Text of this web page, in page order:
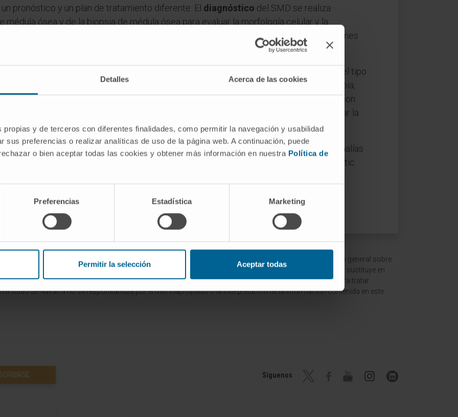
Detalles Acerca de las cookies
propias y de terceros con diferentes finalidades, como permitir la navegación y usabilidad
sus preferencias o realizar analíticas de uso de la página web. A continuación, puede
o bien aceptar todas las cookies y obtener más información en nuestra Política de
Preferencias Estadística Marketing
Permitir la selección Aceptar todas
pronóstico y un plan de tratamiento diferente. El diagnóstico del SMD se realiza
médula ósea y de la biopsia de médula ósea para evaluar la morfología celular y la
y otras pruebas moleculares permiten identificar anomalías cromosómicas y mutaciones
lo cual es crucial para determinar el pronóstico y el abordaje terapéutico.
se determina en función de la edad del paciente, el estado general de salud, el tipo
incluir terapias de apoyo, medicamentos modificadores de la enfermedad, quimioterapia,
y ensayos clínicos con terapias emergentes. Los objetivos del tratamiento son
de vida, reducir el riesgo de transformación a leucemia mieloide aguda y prolongar la
es variable y depende de factores como la edad, las comorbilidades, las anomalías
a leucemia mieloide aguda. El sistema de puntuación del International Prognostic
valiosa para evaluar el riesgo y el pronóstico en pacientes con SMD.
de la Clínica Universidad de Navarra tiene como objetivo principal ofrecer un contexto y entendimiento general sobre
única para tomar decisiones relacionadas con la salud. Esta información es meramente informativa y no sustituye en
de profesionales de la salud. Siempre es esencial consultar a un médico o especialista para tratar
de Navarra no se responsabiliza por el uso inapropiado o la interpretación de la información contenida en este
Síguenos